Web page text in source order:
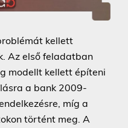
kellett
Az első feladatban
modellt kellett építeni
a bank 2009-
míg a
történt meg. A